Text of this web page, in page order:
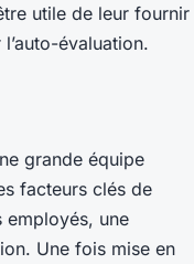
utile de leur fournir
évaluation.
grande équipe
facteurs clés de
employés, une
Une fois mise en